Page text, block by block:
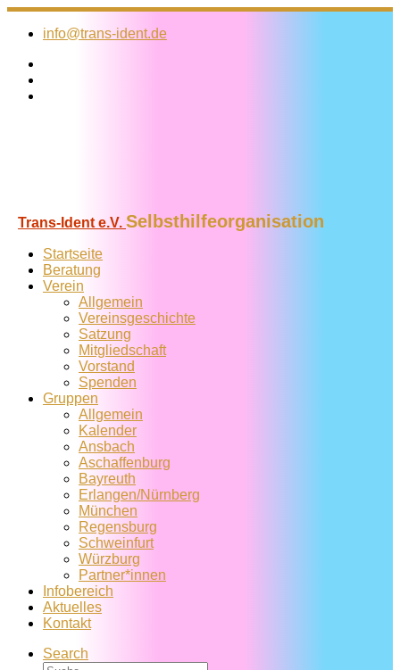
Zum
Inhalt
info@trans-ident.de
Trans-Ident e.V. Selbsthilfeorganisation
Startseite
Beratung
Verein
Allgemein
Vereins­geschichte
Satzung
Mitglied­schaft
Vorstand
Spenden
Gruppen
Allgemein
Kalender
Ansbach
Aschaffenburg
Bayreuth
Erlangen/Nürnberg
München
Regensburg
Schweinfurt
Würzburg
Partner*innen
Infobereich
Aktuelles
Kontakt
Search